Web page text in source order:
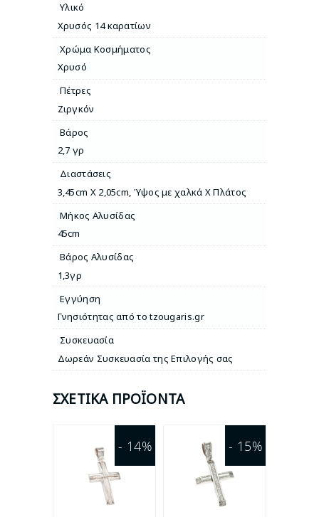
Υλικό
Χρυσός 14 καρατίων
Χρώμα Κοσμήματος
Χρυσό
Πέτρες
Ζιργκόν
Βάρος
2,7 γρ
Διαστάσεις
3,45cm X 2,05cm, Ύψος με χαλκά Χ Πλάτος
Μήκος Αλυσίδας
45cm
Βάρος Αλυσίδας
1,3γρ
Εγγύηση
Γνησιότητας από το tzougaris.gr
Συσκευασία
Δωρεάν Συσκευασία της Επιλογής σας
ΣΧΕΤΙΚΆ ΠΡΟΪΌΝΤΑ
- 14% - 15%